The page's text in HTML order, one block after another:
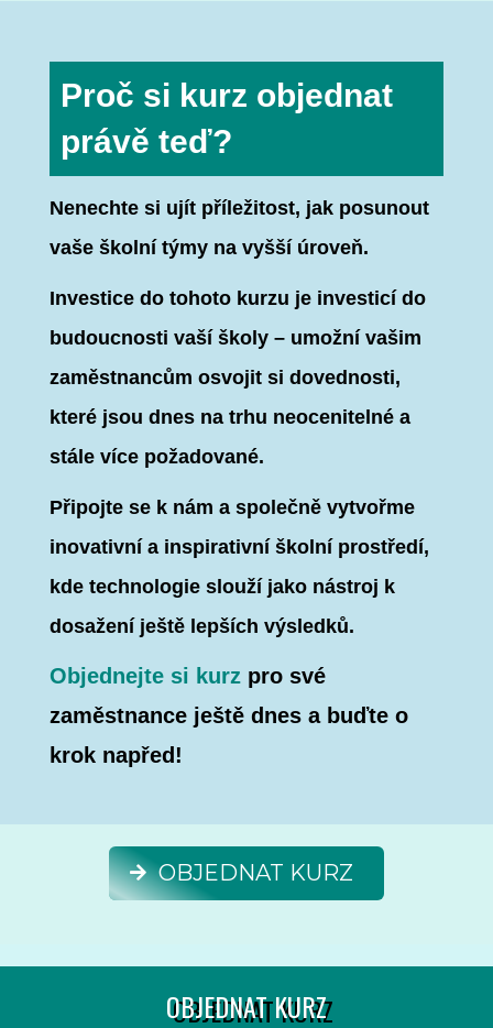
Proč si kurz objednat
právě teď?
Nenechte si ujít příležitost, jak posunout
vaše školní týmy na vyšší úroveň.
Investice do tohoto kurzu je investicí do
budoucnosti vaší školy – umožní vašim
zaměstnancům osvojit si dovednosti,
které jsou dnes na trhu neocenitelné a
stále více požadované.
Připojte se k nám a společně vytvořme
inovativní a inspirativní školní prostředí,
kde technologie slouží jako nástroj k
dosažení ještě lepších výsledků.
Objednejte si kurz pro své
zaměstnance ještě dnes a buďte o
krok napřed!
OBJEDNAT KURZ
OBJEDNAT KURZ